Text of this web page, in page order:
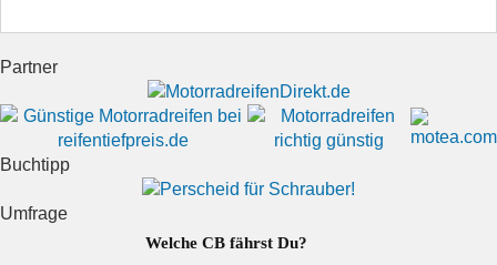
Partner
Buchtipp
Umfrage
Welche CB fährst Du?